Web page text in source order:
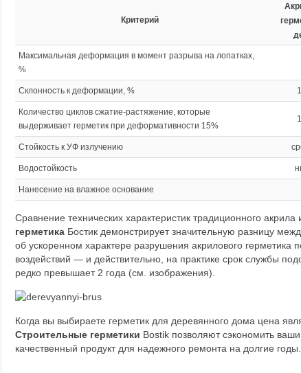
Критерий
Максимальная деформация в момент разрыва на лопатках,
%
Склонность к деформации, %
Количество циклов сжатие-растяжение, которые
выдерживает герметик при деформативности 15%
Стойкость к УФ излучению
Водостойкость
Нанесение на влажное основание
Сравнение технических характеристик традиционного акрила
герметика Бостик демонстрирует значительную разницу
об ускоренном характере разрушения акрилового
воздействий — и действительно, на практике срок службы
редко превышает 2 года (см. изображения).
Когда вы выбираете герметик для деревянного дома цена
Строительные герметики Bostik позволяют сэкономить
качественный продукт для надежного ремонта на долгие годы.